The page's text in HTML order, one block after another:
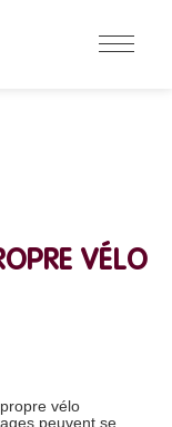
VÉLO
vélo
peuvent se